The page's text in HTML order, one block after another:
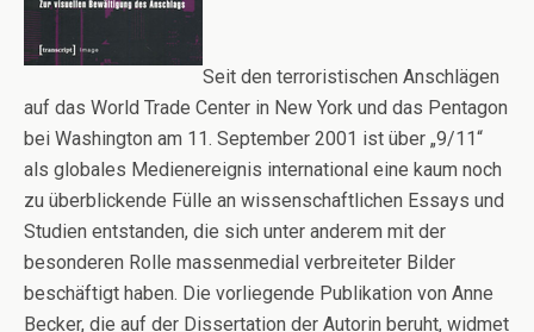
Seit den terroristischen Anschlägen
auf das World Trade Center in New York und das Pentagon
bei Washington am 11. September 2001 ist über „9/11“
als globales Medienereignis international eine kaum noch
zu überblickende Fülle an wissenschaftlichen Essays und
Studien entstanden, die sich unter anderem mit der
besonderen Rolle massenmedial verbreiteter Bilder
beschäftigt haben. Die vorliegende Publikation von Anne
Becker, die auf der Dissertation der Autorin beruht, widmet